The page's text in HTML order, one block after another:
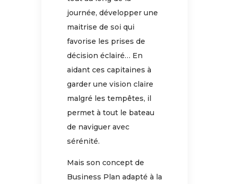
journée, développer une
maitrise de soi qui
favorise les prises de
décision éclairé… En
aidant ces capitaines à
garder une vision claire
malgré les tempêtes, il
permet à tout le bateau
de naviguer avec
sérénité.
Mais son concept de
Business Plan adapté à la